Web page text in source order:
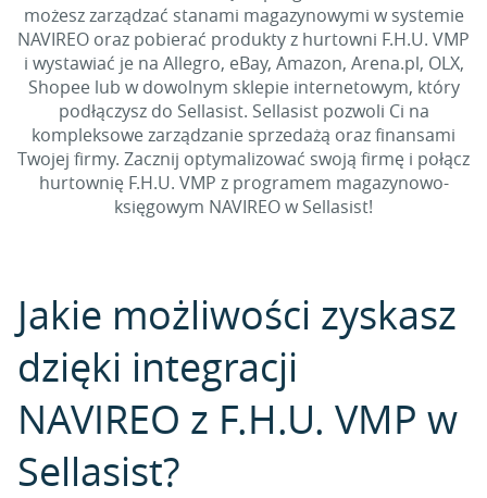
możesz zarządzać stanami magazynowymi w systemie
NAVIREO oraz pobierać produkty z hurtowni F.H.U. VMP
i wystawiać je na Allegro, eBay, Amazon, Arena.pl, OLX,
Shopee lub w dowolnym sklepie internetowym, który
podłączysz do Sellasist. Sellasist pozwoli Ci na
kompleksowe zarządzanie sprzedażą oraz finansami
Twojej firmy. Zacznij optymalizować swoją firmę i połącz
hurtownię F.H.U. VMP z programem magazynowo-
księgowym NAVIREO w Sellasist!
Jakie możliwości zyskasz
dzięki integracji
NAVIREO z F.H.U. VMP w
Sellasist?